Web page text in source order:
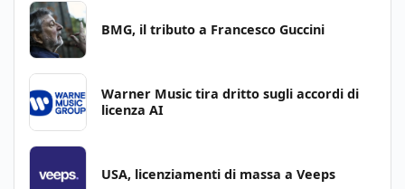
BMG, il tributo a Francesco Guccini
Warner Music tira dritto sugli accordi di
licenza AI
USA, licenziamenti di massa a Veeps